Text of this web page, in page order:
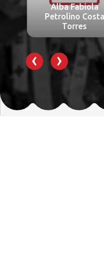
Alba Fabiola
Petrolino Costa
Torres
‹ ›